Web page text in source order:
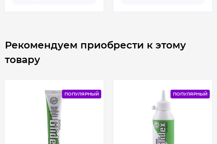
Рекомендуем приобрести к этому
товару
ПОПУЛЯРНЫЙ ПОПУЛЯРНЫЙ